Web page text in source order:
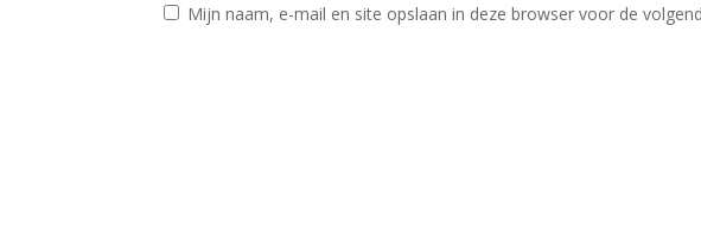
Mijn naam, e-mail en site opslaan in deze browser voor de